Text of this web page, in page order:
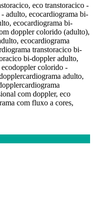
eco transtoracico -
adulto, ecocardiograma bi-
ecocardiograma bi-
doppler colorido (adulto),
ecocardiograma
transtoracico bi-
bi-doppler adulto,
colorido -
adulto,
com doppler, eco
com fluxo a cores,